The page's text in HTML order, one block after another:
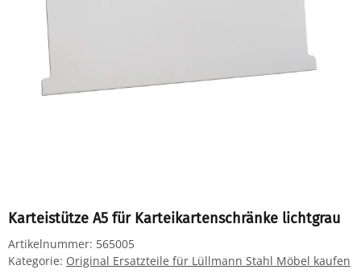
Karteistütze A5 für Karteikartenschränke lichtgrau
Artikelnummer: 565005
Kategorie: Original Ersatzteile für Lüllmann Stahl Möbel kaufen